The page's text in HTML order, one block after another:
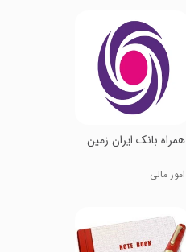
‏‏‏‏همراه بانک ایران زمین
امور مالی